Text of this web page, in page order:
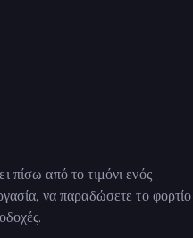
από το τιμόνι ενός
να παραδώσετε το φορτίο